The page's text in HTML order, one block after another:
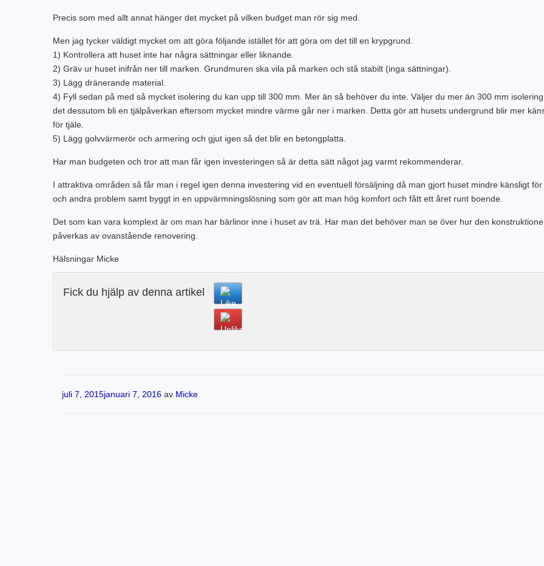
Precis som med allt annat hänger det mycket på vilken budget man rör sig med.
Men jag tycker väldigt mycket om att göra följande istället för att göra om det till en krypgrund.
1) Kontrollera att huset inte har några sättningar eller liknande.
2) Gräv ur huset inifrån ner till marken. Grundmuren ska vila på marken och stå stabilt (inga sättningar).
3) Lägg dränerande material.
4) Fyll sedan på med så mycket isolering du kan upp till 300 mm. Mer än så behöver du inte. Väljer du mer än 300 mm
det dessutom bli en tjälpåverkan eftersom mycket mindre värme går ner i marken. Detta gör att husets undergrund blir mer
för tjäle.
5) Lägg golvvärmerör och armering och gjut igen så det blir en betongplatta.
Har man budgeten och tror att man får igen investeringen så är detta sätt något jag varmt rekommenderar.
I attraktiva områden så får man i regel igen denna investering vid en eventuell försäljning då man gjort huset mindre känsligt för
och andra problem samt byggt in en uppvärmningslösning som gör att man hög komfort och fått ett året runt boende.
Det som kan vara komplext är om man har bärlinor inne i huset av trä. Har man det behöver man se över hur den
påverkas av ovanstående renovering.
Hälsningar Micke
Fick du hjälp av denna artikel
Publicerat
juli 7, 2015januari 7, 2016 av Micke